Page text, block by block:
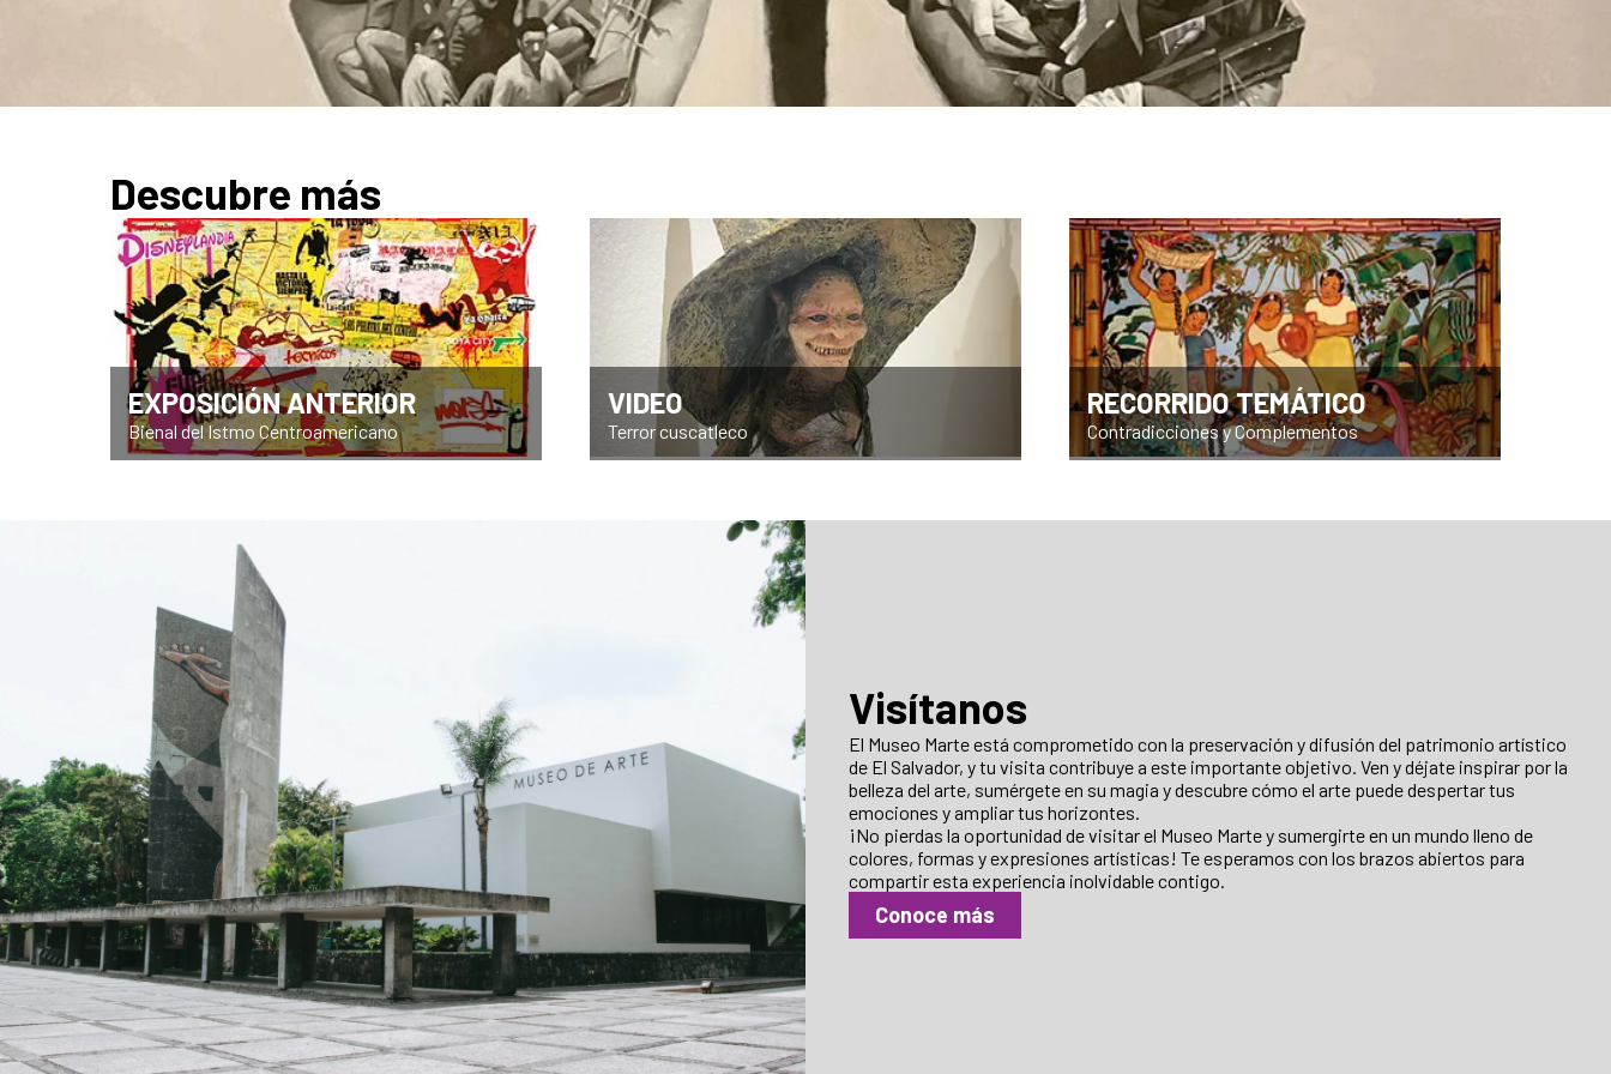
Descubre más
EXPOSICIÓN ANTERIOR
Bienal del Istmo Centroamericano
VIDEO
Terror cuscatleco
RECORRIDO TEMÁTICO
Contradicciones y Complementos
Visítanos
El Museo Marte está comprometido con la preservación y difusión del patrimonio artístico
de El Salvador, y tu visita contribuye a este importante objetivo. Ven y déjate inspirar por la
belleza del arte, sumérgete en su magia y descubre cómo el arte puede despertar tus
emociones y ampliar tus horizontes.
¡No pierdas la oportunidad de visitar el Museo Marte y sumergirte en un mundo lleno de
colores, formas y expresiones artísticas! Te esperamos con los brazos abiertos para
compartir esta experiencia inolvidable contigo.
Conoce más